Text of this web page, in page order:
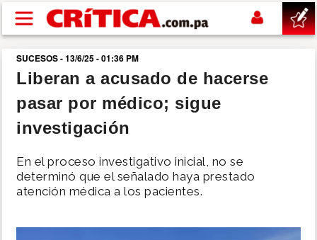
Pasar al contenido principal
buscar
SUCESOS
POLÍTICA
SUCESOS - 13/6/25 - 01:36 PM
Liberan a acusado de hacerse
pasar por médico; sigue
investigación
En el proceso investigativo inicial, no se
determinó que el señalado haya prestado
atención médica a los pacientes.